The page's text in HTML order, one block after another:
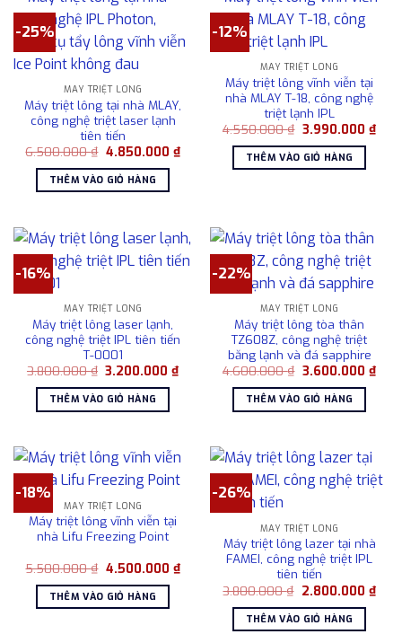
-25%
MÁY TRIỆT LÔNG
Máy triệt lông tại nhà MLAY,
công nghệ triệt laser lạnh
tiên tiến
6.500.000₫ Giá
là:
6.500.000 ₫.
4.850.000 ₫Giá
hiện
THÊM VÀO GIỎ HÀNG
-12%
MÁY TRIỆT LÔNG
Máy triệt lông vĩnh viễn tại
nhà MLAY T-18, công nghệ
triệt lạnh IPL
4.550.000₫ Giá
là:
4.550.000 ₫.
3.990.000 ₫Giá
hiện
THÊM VÀO GIỎ HÀNG
-16%
MÁY TRIỆT LÔNG
Máy triệt lông laser lạnh,
công nghệ triệt IPL tiên tiến
T-0001
3.800.000₫ Giá
là:
3.800.000 ₫.
3.200.000₫Giá
3.200.000 ₫.
THÊM VÀO GIỎ HÀNG
-22%
MÁY TRIỆT LÔNG
Máy triệt lông tòa thân
TZ608Z, công nghệ triệt
băng lạnh và đá sapphire
4.600.000₫ Giá
là:
4.600.000 ₫.
3.600.000 ₫Giá
THÊM VÀO GIỎ HÀNG
-18%
MÁY TRIỆT LÔNG
Máy triệt lông vĩnh viễn tại
nhà Lifu Freezing Point
5.500.000₫ Giá
là:
5.500.000 ₫.
4.500.000 ₫Giá
hiện
4.500.000 ₫.
THÊM VÀO GIỎ HÀNG
-26%
MÁY TRIỆT LÔNG
Máy triệt lông lazer tại nhà
FAMEI, công nghệ triệt IPL
tiên tiến
3.800.000₫ Giá
là:
3.800.000 ₫.
2.800.000 ₫Giá
hiện
THÊM VÀO GIỎ HÀNG